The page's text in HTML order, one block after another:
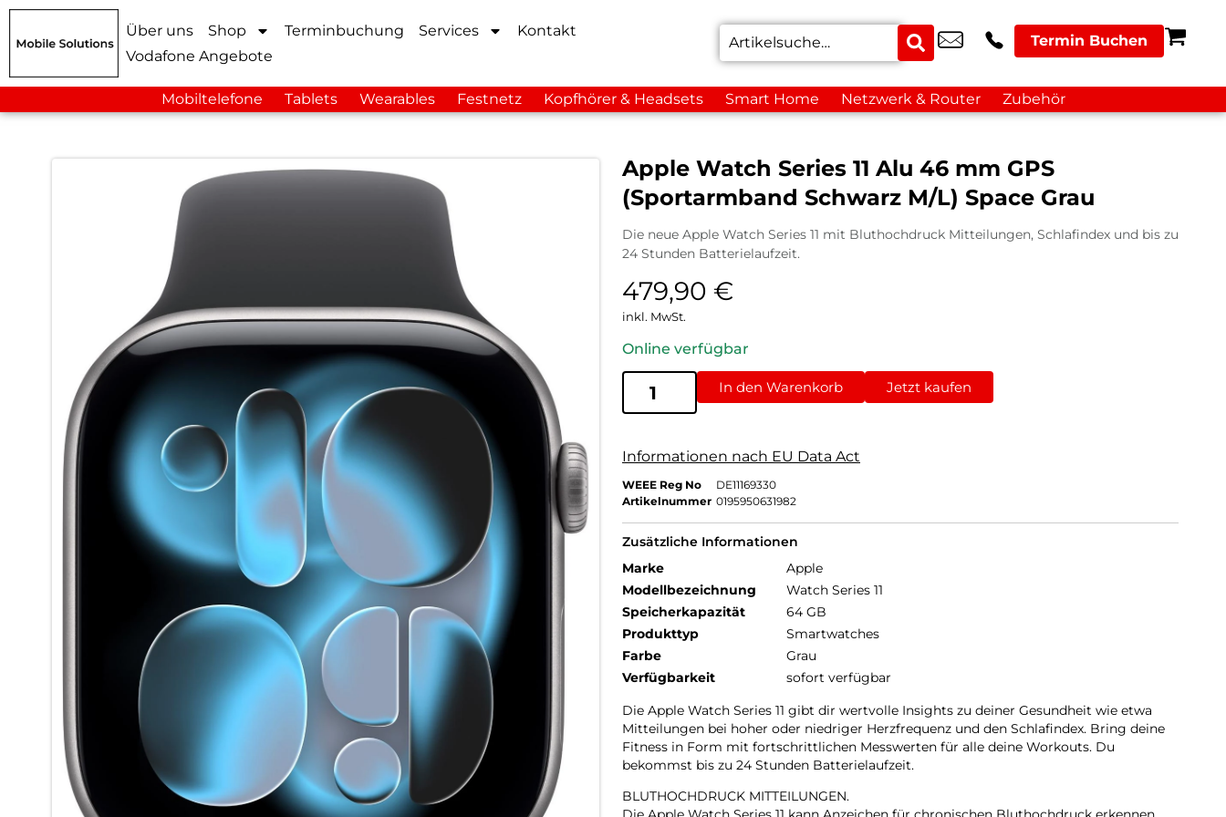
Über uns Shop Terminbuchung Services
Kontakt
Vodafone Angebote
Termin Buchen
Mobiltelefone Tablets Wearables Festnetz Kopfhörer & Headsets Smart Home Netzwerk & Router Zubehör
Apple Watch Series 11 Alu 46 mm GPS
(Sportarmband Schwarz M/L) Space Grau
Die neue Apple Watch Series 11 mit Bluthochdruck Mitteilungen, Schlafindex und bis zu
24 Stunden Batterielaufzeit.
479,90 €
inkl. MwSt.
Online verfügbar
In den Warenkorb Jetzt kaufen
Informationen nach EU Data Act
WEEE Reg No
DE11169330
Artikelnummer 0195950631982
Zusätzliche Informationen
Marke
Apple
Modellbezeichnung
Watch Series 11
Speicherkapazität
64 GB
Produkttyp
Smartwatches
Farbe
Grau
Verfügbarkeit
sofort verfügbar
Die Apple Watch Series 11 gibt dir wertvolle Insights zu deiner Gesundheit wie etwa
Mitteilungen bei hoher oder niedriger Herzfrequenz und den Schlafindex. Bring deine
Fitness in Form mit fortschrittlichen Messwerten für alle deine Workouts. Du
bekommst bis zu 24 Stunden Batterielaufzeit.
BLUTHOCHDRUCK MITTEILUNGEN.